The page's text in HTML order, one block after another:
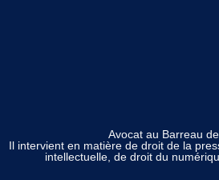
Avocat au Barreau
Il intervient en matière de droit de la
intellectuelle, de droit du